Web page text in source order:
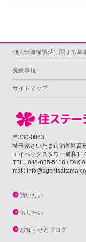
個人情報保護法に関する基
免責事項
サイトマップ
〒330-0063
埼玉県さいたま市浦和区
エイペックスタワー浦和
TEL : 048-835-5118 /
mail:
買いたい
借りたい
お知らせとブログ